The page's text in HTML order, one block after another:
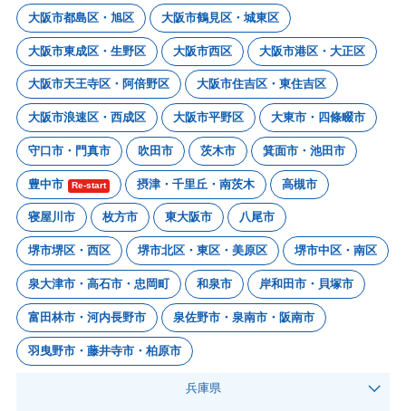
大阪市都島区・旭区 大阪市鶴見区・城東区
大阪市東成区・生野区 大阪市西区 大阪市港区・大正区
大阪市天王寺区・阿倍野区 大阪市住吉区・東住吉区
大阪市浪速区・西成区 大阪市平野区 大東市・四條畷市
守口市・門真市 吹田市 茨木市 箕面市・池田市
豊中市 Re-start 摂津・千里丘・南茨木 高槻市
寝屋川市 枚方市 東大阪市 八尾市
堺市堺区・西区 堺市北区・東区・美原区 堺市中区・南区
泉大津市・高石市・忠岡町 和泉市 岸和田市・貝塚市
富田林市・河内長野市 泉佐野市・泉南市・阪南市
羽曳野市・藤井寺市・柏原市
兵庫県